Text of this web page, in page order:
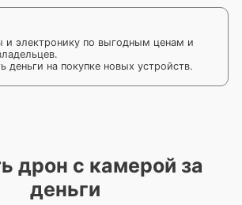
и электронику по выгодным ценам и
деньги на покупке новых устройств.
дрон с камерой за
деньги